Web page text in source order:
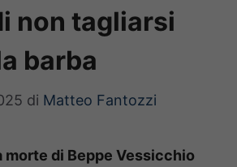
non tagliarsi
barba
di Matteo Fantozzi
morte di Beppe Vessicchio